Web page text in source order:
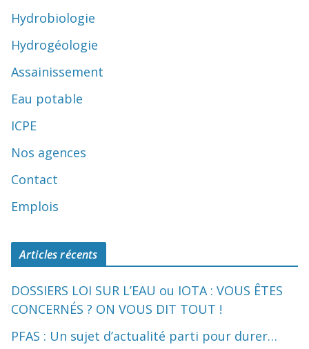
Hydrobiologie
Hydrogéologie
Assainissement
Eau potable
ICPE
Nos agences
Contact
Emplois
Articles récents
DOSSIERS LOI SUR L’EAU ou IOTA : VOUS ÊTES
CONCERNÉS ? ON VOUS DIT TOUT !
PFAS : Un sujet d’actualité parti pour durer…